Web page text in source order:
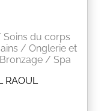
du corps
/ Onglerie et
/ Spa
RAOUL